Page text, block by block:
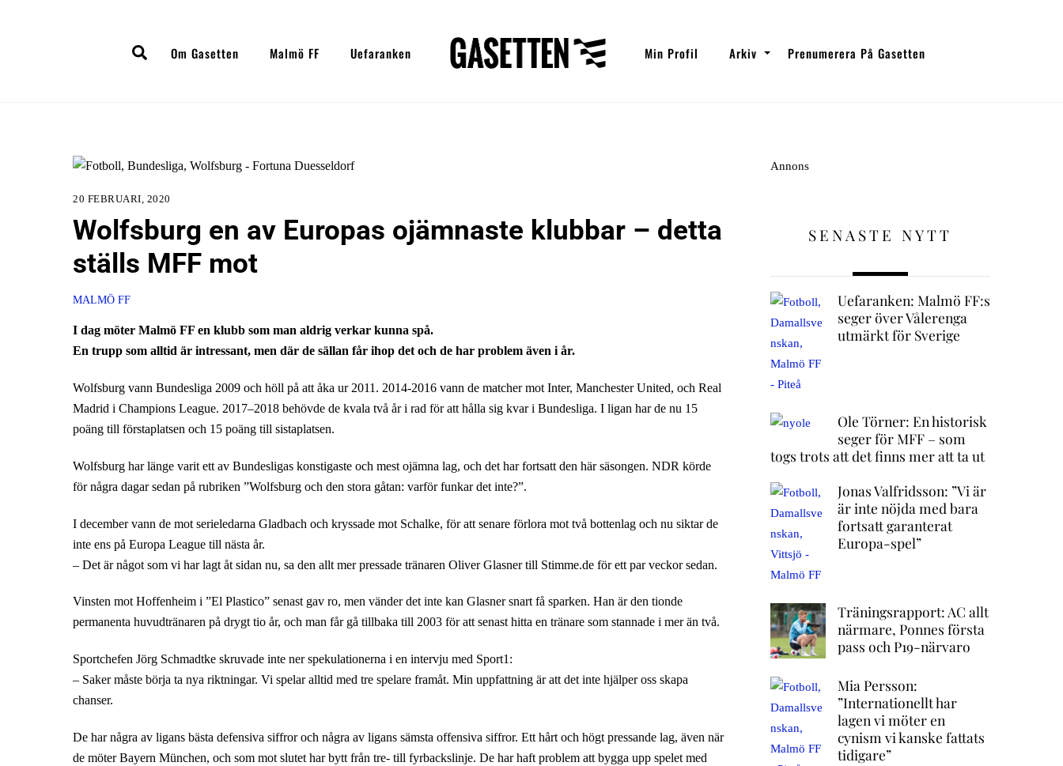
SearchOm Gasetten Malmö FF Uefaranken Min Profil Arkiv Prenumerera På Gasetten
20 FEBRUARI, 2020
Wolfsburg en av Europas ojämnaste klubbar – detta
ställs MFF mot
MALMÖ FF
I dag möter Malmö FF en klubb som man aldrig verkar kunna spå.
En trupp som alltid är intressant, men där de sällan får ihop det och de har problem även i år.
Wolfsburg vann Bundesliga 2009 och höll på att åka ur 2011. 2014-2016 vann de matcher mot Inter, Manchester United, och Real
Madrid i Champions League. 2017–2018 behövde de kvala två år i rad för att hålla sig kvar i Bundesliga. I ligan har de nu 15
poäng till förstaplatsen och 15 poäng till sistaplatsen.
Wolfsburg har länge varit ett av Bundesligas konstigaste och mest ojämna lag, och det har fortsatt den här säsongen. NDR körde
för några dagar sedan på rubriken ”Wolfsburg och den stora gåtan: varför funkar det inte?”.
I december vann de mot serieledarna Gladbach och kryssade mot Schalke, för att senare förlora mot två bottenlag och nu siktar de
inte ens på Europa League till nästa år.
– Det är något som vi har lagt åt sidan nu, sa den allt mer pressade tränaren Oliver Glasner till Stimme.de för ett par veckor sedan.
Vinsten mot Hoffenheim i ”El Plastico” senast gav ro, men vänder det inte kan Glasner snart få sparken. Han är den tionde
permanenta huvudtränaren på drygt tio år, och man får gå tillbaka till 2003 för att senast hitta en tränare som stannade i mer än två.
Sportchefen Jörg Schmadtke skruvade inte ner spekulationerna i en intervju med Sport1:
– Saker måste börja ta nya riktningar. Vi spelar alltid med tre spelare framåt. Min uppfattning är att det inte hjälper oss skapa
chanser.
De har några av ligans bästa defensiva siffror och några av ligans sämsta offensiva siffror. Ett hårt och högt pressande lag, även när
de möter Bayern München, och som mot slutet har bytt från tre- till fyrbackslinje. De har haft problem att bygga upp spelet med
Annons
SENASTE NYTT
Uefaranken: Malmö FF:s
seger över Vålerenga
utmärkt för Sverige
Ole Törner: En historisk
seger för MFF – som
togs trots att det finns mer att ta ut
Jonas Valfridsson: ”Vi är
är inte nöjda med bara
fortsatt garanterat
Europa-spel”
Träningsrapport: AC allt
närmare, Ponnes första
pass och P19-närvaro
Mia Persson:
”Internationellt har
lagen vi möter en
cynism vi kanske fattats
tidigare”